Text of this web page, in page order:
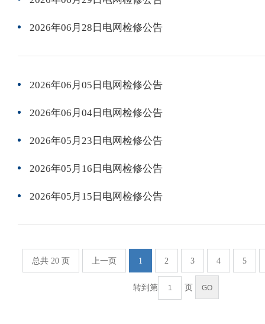
2026年06月28日电网检修公告
2026年06月05日电网检修公告
2026年06月04日电网检修公告
2026年05月23日电网检修公告
2026年05月16日电网检修公告
2026年05月15日电网检修公告
总共 20 页 上一页 1 2 3 4 5
转到第 页